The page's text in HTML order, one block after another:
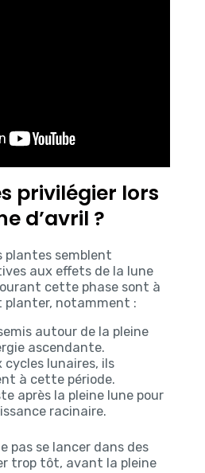
privilégier lors
d’avril ?
plantes semblent
aux effets de la lune
cette phase sont à
planter, notamment :
autour de la pleine
ascendante.
cycles lunaires, ils
à cette période.
après la pleine lune pour
racinaire.
se lancer dans des
trop tôt, avant la pleine